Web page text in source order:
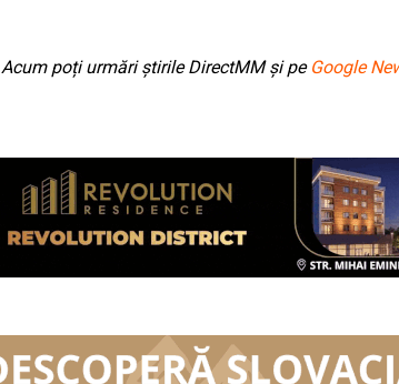
Acum poți urmări știrile DirectMM și pe Google